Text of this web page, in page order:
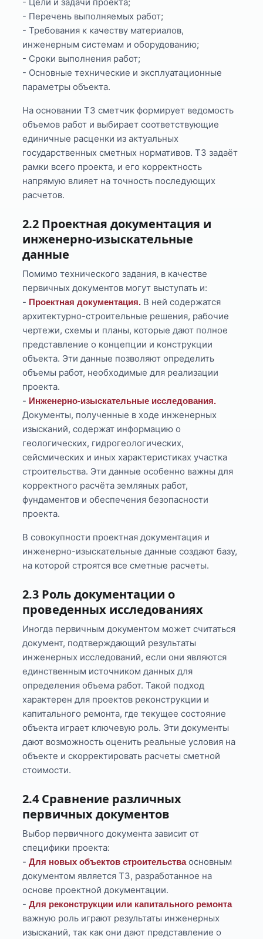
- Перечень выполняемых работ;
- Требования к качеству материалов,
инженерным системам и оборудованию;
- Сроки выполнения работ;
- Основные технические и эксплуатационные
параметры объекта.
На основании ТЗ сметчик формирует ведомость
объемов работ и выбирает соответствующие
единичные расценки из актуальных
государственных сметных нормативов. ТЗ задаёт
рамки всего проекта, и его корректность
напрямую влияет на точность последующих
расчетов.
2.2 Проектная документация и
инженерно-изыскательные
данные
Помимо технического задания, в качестве
первичных документов могут выступать и:
- Проектная документация. В ней содержатся
архитектурно-строительные решения, рабочие
чертежи, схемы и планы, которые дают полное
представление о концепции и конструкции
объекта. Эти данные позволяют определить
объемы работ, необходимые для реализации
проекта.
- Инженерно-изыскательные исследования.
Документы, полученные в ходе инженерных
изысканий, содержат информацию о
геологических, гидрогеологических,
сейсмических и иных характеристиках участка
строительства. Эти данные особенно важны для
корректного расчёта земляных работ,
фундаментов и обеспечения безопасности
проекта.
В совокупности проектная документация и
инженерно-изыскательные данные создают базу,
на которой строятся все сметные расчеты.
2.3 Роль документации о
проведенных исследованиях
Иногда первичным документом может считаться
документ, подтверждающий результаты
инженерных исследований, если они являются
единственным источником данных для
определения объема работ. Такой подход
характерен для проектов реконструкции и
капитального ремонта, где текущее состояние
объекта играет ключевую роль. Эти документы
дают возможность оценить реальные условия на
объекте и скорректировать расчеты сметной
стоимости.
2.4 Сравнение различных
первичных документов
Выбор первичного документа зависит от
специфики проекта:
-Для новых объектов строительстваосновным
документом является ТЗ, разработанное на
основе проектной документации.
-Для реконструкции или капитального ремонта
важную роль играют результаты инженерных
изысканий, так как они дают представление о